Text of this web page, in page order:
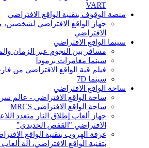
VART
منصة الوقوف بتقنية الواقع الافتراضي
جهاز الواقع الافتراضي
الافتراضي
سينما الواقع الافتراضي
مسافر بين النجوم عبر الزمان
سينما مغامرات برمودا
فيلم قبة الواقع الافتراضي من
سينما 7D
ساحة الواقع الافتراضي
ساحة الواقع الافتراضي - عالم
ساحة الواقع الافتراضي MRCS
جهاز ألعاب إطلاق النار متعدد
الافتراضي "القفص الحديدي"
غرفة الهروب بتقنية الواقع
بتقنية الواقع الافتراضي، آلة